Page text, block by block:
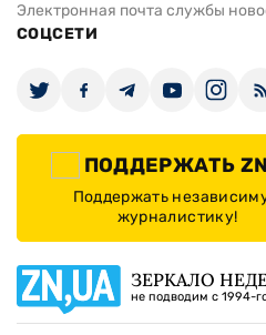
Электронная почта службы
СОЦСЕТИ
ПОДДЕРЖАТЬ
Поддержать
журналистику!
ЗЕРКАЛО
не подводим с 1994-